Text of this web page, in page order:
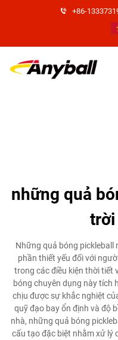
+86-
những quả
Những quả bóng
phần thiết yếu đối với
trong các điều kiện thời tiết
bóng chuyên dụng này tích
chịu được sự khắc nghiệt
quỹ đạo bay ổn định và độ
nhà, những quả bóng
cấu tạo đặc biệt nhằm xử lý